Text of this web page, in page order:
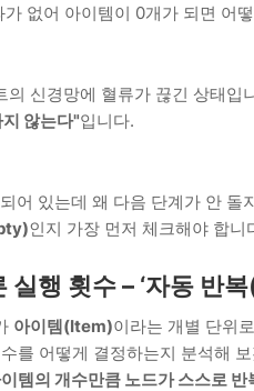
없어 아이템이 0개가 되면 어
의 신경망에 혈류가 끊긴 상태입
않는다"입니다.
어 있는데 왜 다음 단계가 안
인지 가장 먼저 체크해야 합니
실행 횟수 – ‘자동 반
아이템(Item)이라는 개별 단위
를 어떻게 결정하는지 분석해
템의 개수만큼 노드가 스스로